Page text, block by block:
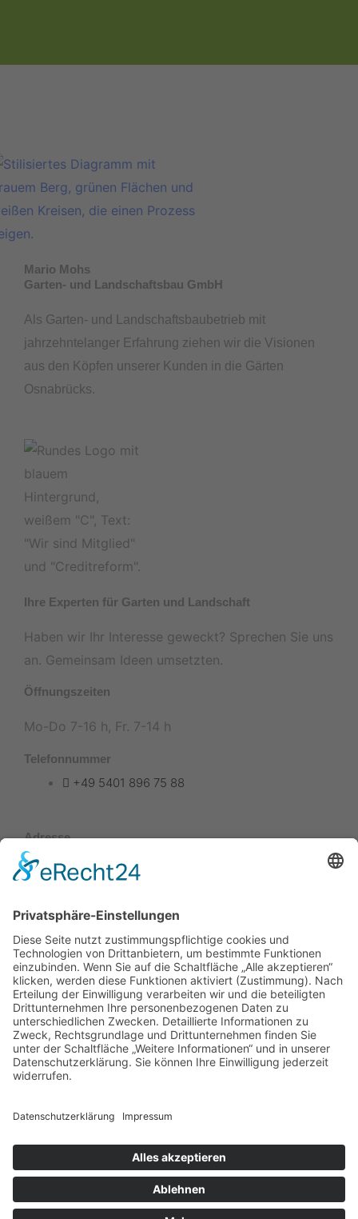
Mario Mohs
Garten- und Landschaftsbau GmbH
Als Garten- und Landschaftsbaubetrieb mit
jahrzehntelanger Erfahrung ziehen wir die Visionen
aus den Köpfen unserer Kunden in die Gärten
Osnabrücks.
Ihre Experten für Garten und Landschaft
Haben wir Ihr Interesse geweckt? Sprechen Sie uns
an. Gemeinsam Ideen umsetzten.
Öffnungszeiten
Mo-Do 7-16 h, Fr. 7-14 h
Telefonnummer
+49 5401 896 75 88
Adresse
Wellendorfer Str. 128 a
KONTAKT
FacebookInstagram
© 2025 Mario Mohs Garten- und Landschaftsbau GmbH
Made with ♡ Digitalagentur Hälker GmbH